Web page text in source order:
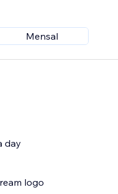
Mensal
day
logo